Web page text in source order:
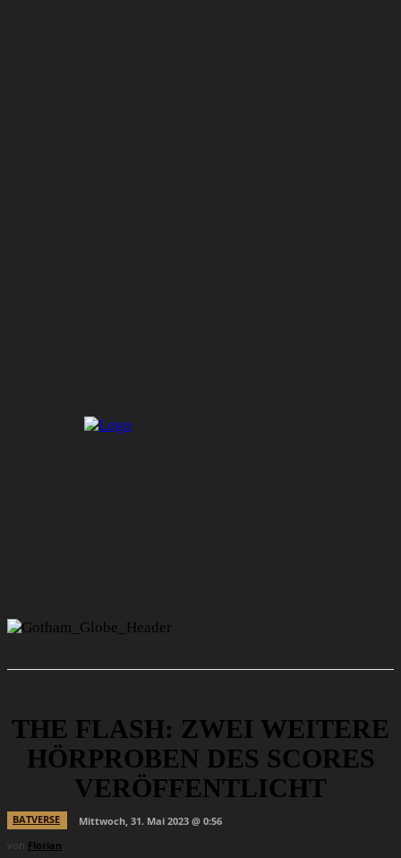
THE FLASH: ZWEI WEITERE
HÖRPROBEN DES SCORES
VERÖFFENTLICHT
BATVERSE
Mittwoch, 31. Mai 2023 @ 0:56
von Florian